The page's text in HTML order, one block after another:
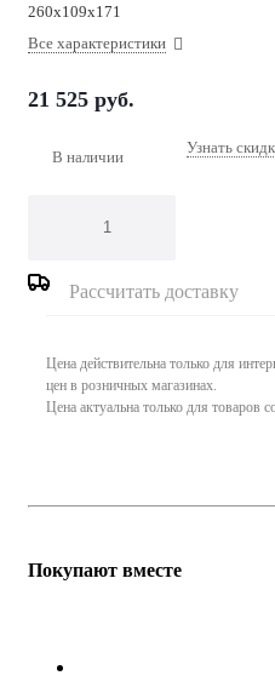
260х109х171
Все характеристики
21 525 руб.
В наличии Узнать
Рассчитать доставку
Цена действительна только для
цен в розничных магазинах.
Цена актуальна только для товаров
Покупают вместе